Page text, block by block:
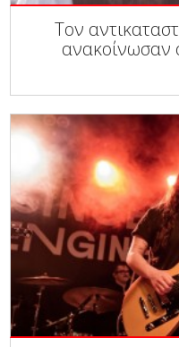
Τον
ανακοίνωσαν